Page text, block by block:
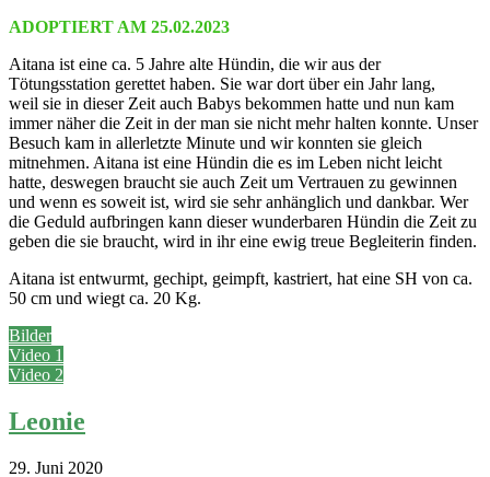
ADOPTIERT AM 25.02.2023
Aitana ist eine ca. 5 Jahre alte Hündin, die wir aus der
Tötungsstation gerettet haben. Sie war dort über ein Jahr lang,
weil sie in dieser Zeit auch Babys bekommen hatte und nun kam
immer näher die Zeit in der man sie nicht mehr halten konnte. Unser
Besuch kam in allerletzte Minute und wir konnten sie gleich
mitnehmen. Aitana ist eine Hündin die es im Leben nicht leicht
hatte, deswegen braucht sie auch Zeit um Vertrauen zu gewinnen
und wenn es soweit ist, wird sie sehr anhänglich und dankbar. Wer
die Geduld aufbringen kann dieser wunderbaren Hündin die Zeit zu
geben die sie braucht, wird in ihr eine ewig treue Begleiterin finden.
Aitana ist entwurmt, gechipt, geimpft, kastriert, hat eine SH von ca.
50 cm und wiegt ca. 20 Kg.
Bilder
Video 1
Video 2
Leonie
29. Juni 2020